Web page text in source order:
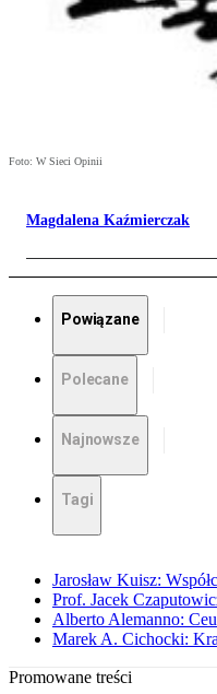
Foto: W Sieci Opinii
Magdalena Kaźmierczak
Powiązane
Polecane
Najnowsze
Tagi
Jarosław Kuisz:
Prof. Jacek
Alberto Alemanno:
Marek A. Cichocki:
Promowane treści